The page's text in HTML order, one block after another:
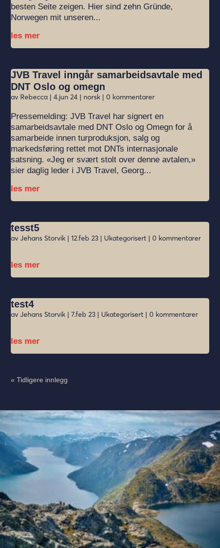
besten Seite zeigen. Hier sind zehn Gründe,
Norwegen mit unseren...
les mer
JVB Travel inngår samarbeidsavtale med
DNT Oslo og omegn
av Rebecca |4.jun 24 | norsk | 0 kommentarer
Pressemelding: JVB Travel har signert en
samarbeidsavtale med DNT Oslo og Omegn for å
samarbeide innen turproduksjon, salg og
markedsføring rettet mot DNTs internasjonale
satsning. «Jeg er svært stolt over denne avtalen,»
sier daglig leder i JVB Travel, Georg...
les mer
tesst5
avJehans Storvik |12.feb 23 | Ukategorisert | 0 kommentarer
les mer
test4
avJehans Storvik |7.feb 23 | Ukategorisert | 0 kommentarer
les mer
« Tidligere innlegg